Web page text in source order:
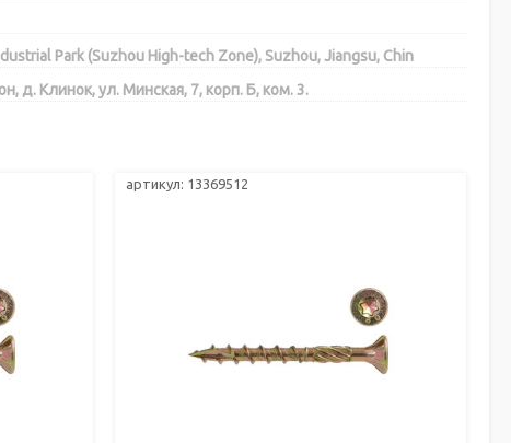
Park (Suzhou High-tech Zone), Suzhou, Jiangsu, Chin
д. Клинок, ул. Минская, 7, корп. Б, ком. 3.
артикул: 13369512